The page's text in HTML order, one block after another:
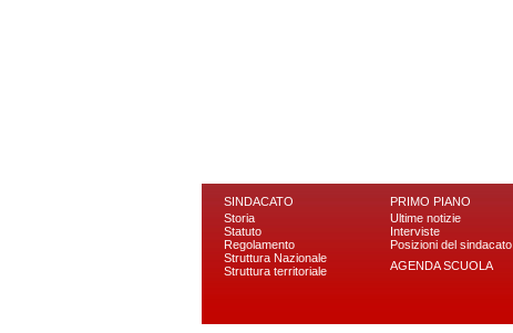
SINDACATO
Storia
Statuto
Regolamento
Struttura Nazionale
Struttura territoriale
PRIMO PIANO
Ultime notizie
Interviste
Posizioni del sindacato
AGENDA SCUOLA